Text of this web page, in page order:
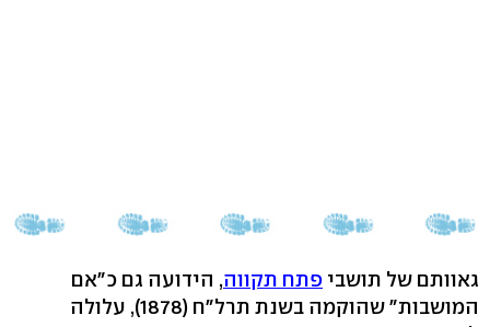
גאוותם של תושבי פתח תקווה, הידועה גם כ"אם
המושבות" שהוקמה בשנת תרל"ח (1878), עלולה